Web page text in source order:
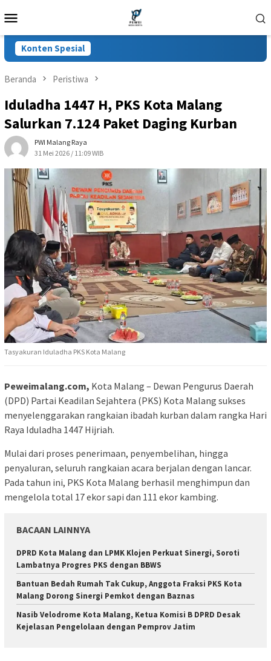
ke
Mobile
Konten Spesial
Beranda Peristiwa
Iduladha 1447 H, PKS Kota Malang
Salurkan 7.124 Paket Daging Kurban
PWI Malang Raya
31 Mei 2026 / 11:09 WIB
Tasyakuran Iduladha PKS Kota Malang
Peweimalang.com, Kota Malang – Dewan Pengurus Daerah
(DPD) Partai Keadilan Sejahtera (PKS) Kota Malang sukses
menyelenggarakan rangkaian ibadah kurban dalam rangka Hari
Raya Iduladha 1447 Hijriah.
Mulai dari proses penerimaan, penyembelihan, hingga
penyaluran, seluruh rangkaian acara berjalan dengan lancar.
Pada tahun ini, PKS Kota Malang berhasil menghimpun dan
mengelola total 17 ekor sapi dan 111 ekor kambing.
BACAAN LAINNYA
DPRD Kota Malang dan LPMK Klojen Perkuat Sinergi, Soroti
Lambatnya Progres PKS dengan BBWS
Bantuan Bedah Rumah Tak Cukup, Anggota Fraksi PKS Kota
Malang Dorong Sinergi Pemkot dengan Baznas
Nasib Velodrome Kota Malang, Ketua Komisi B DPRD Desak
Kejelasan Pengelolaan dengan Pemprov Jatim